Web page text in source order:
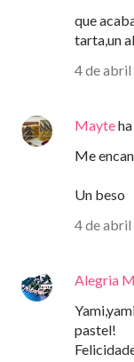
que
tarta,un
4 de abril
Mayte
Me
Un beso
4 de abril
Alegria
pastel!